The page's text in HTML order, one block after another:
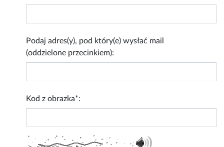
Podaj adres(y), pod który(e) wysłać mail
(oddzielone przecinkiem):
Kod z obrazka*: